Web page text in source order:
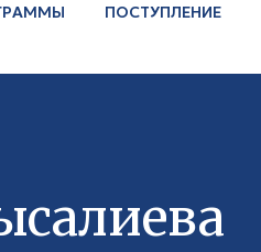
ПОСТУПЛЕНИЕ